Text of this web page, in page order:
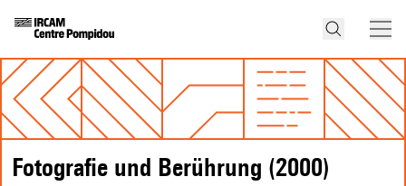
Fotografie und Berührung (2000)